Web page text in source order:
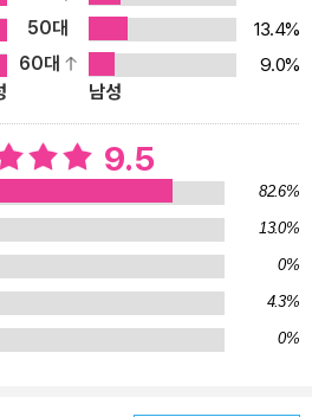
는 틀에 박힌 여행을 벗어나 교토의 역
마음먹은 독자를 위해 3부로 구성했다.
아스카시대와 나라시대의 대표적인
이라는 우아한 불상을 감상하며 고대
을 이해할 수 있다. 제2부는 천년고도
는 단계에서 조성된 명소를 소개한다.
사(淸水寺, 기요미즈데라), 후시미
삼십삼간당(三十三間堂, 산주산겐
는 명소들이 어울려 만드는 교토의 장
50대
13.4%
60대
9.0%
남성
9.5
82.6%
13.0%
0%
4.3%
0%